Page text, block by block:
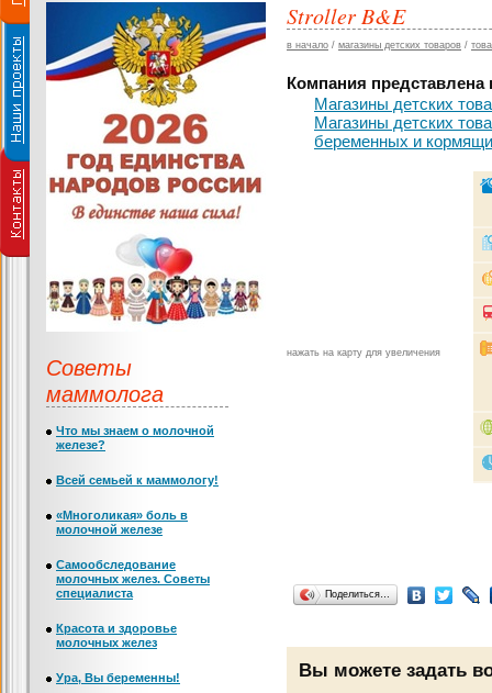
Stroller B&E
в начало / магазины детских товаров /
Компания представлена
Магазины детских
Магазины детских
беременных и
нажать на карту для увеличения
Поделиться…
Вы можете задать
Советы
маммолога
Что мы знаем о молочной
железе?
Всей семьей к маммологу!
«Многоликая» боль в
молочной железе
Самообследование
молочных желез. Советы
специалиста
Красота и здоровье
молочных желез
Ура, Вы беременны!